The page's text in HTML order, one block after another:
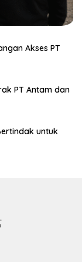
Akses PT
PT Antam dan
untuk